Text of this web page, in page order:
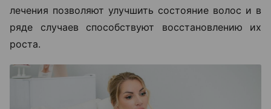
лечения позволяют улучшить состояние волос и в
ряде случаев способствуют восстановлению их
роста.